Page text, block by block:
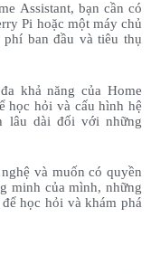
Assistant, bạn cần có
Pi hoặc một máy chủ
ban đầu và tiêu thụ
khả năng của Home
học hỏi và cấu hình hệ
lâu dài đối với những
và muốn có quyền
minh của mình, những
học hỏi và khám phá